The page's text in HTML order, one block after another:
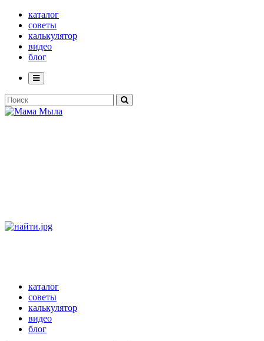
каталог
советы
калькулятор
видео
блог
каталог
советы
калькулятор
видео
блог